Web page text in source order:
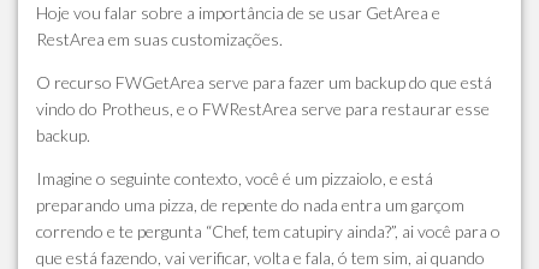
Hoje vou falar sobre a importância de se usar GetArea e
RestArea em suas customizações.
O recurso FWGetArea serve para fazer um backup do que está
vindo do Protheus, e o FWRestArea serve para restaurar esse
backup.
Imagine o seguinte contexto, você é um pizzaiolo, e está
preparando uma pizza, de repente do nada entra um garçom
correndo e te pergunta “Chef, tem catupiry ainda?”, ai você para o
que está fazendo, vai verificar, volta e fala, ó tem sim, ai quando